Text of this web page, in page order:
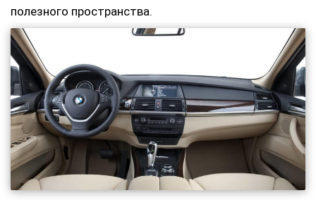
полезного пространства.